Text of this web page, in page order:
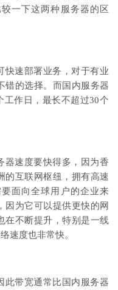
一下这两种服务器的区
快速部署业务，对于有业
错的选择。而国内服务器
工作日，最长不超过30个
器速度要快得多，因为香
的互联网枢纽，拥有高速
面向全球用户的企业来
因为它可以提供更快的网
在不断提升，特别是一线
速度也非常快。
此带宽通常比国内服务器